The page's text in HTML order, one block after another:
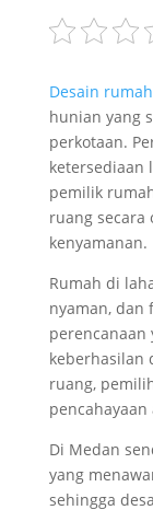
Desain
hunian yang
perkotaan.
ketersediaan
pemilik
ruang secara
kenyamanan.
Rumah di
nyaman, dan
perencanaan
keberhasilan
ruang,
Di Medan
yang
sehingga